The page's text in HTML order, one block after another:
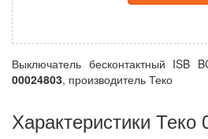
Выключатель бесконтактный ISB
00024803, производитель Теко
Характеристики Теко